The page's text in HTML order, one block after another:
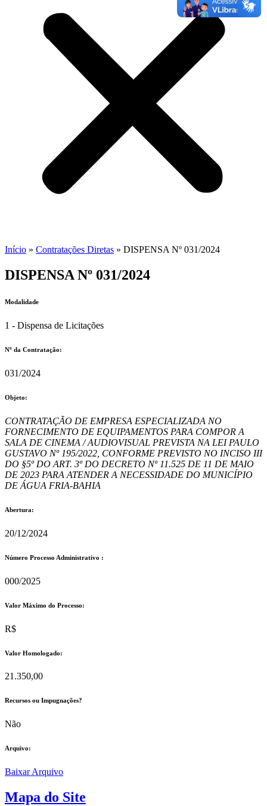
Início » Contratações Diretas » DISPENSA Nº 031/2024
DISPENSA Nº 031/2024
Modalidade
1 - Dispensa de Licitações
Nº da Contratação:
031/2024
Objeto:
CONTRATAÇÃO DE EMPRESA ESPECIALIZADA NO
FORNECIMENTO DE EQUIPAMENTOS PARA COMPOR A
SALA DE CINEMA / AUDIOVISUAL PREVISTA NA LEI PAULO
GUSTAVO Nº 195/2022, CONFORME PREVISTO NO INCISO III
DO §5º DO ART. 3º DO DECRETO Nº 11.525 DE 11 DE MAIO
DE 2023 PARA ATENDER A NECESSIDADE DO MUNICÍPIO
DE ÁGUA FRIA-BAHIA
Abertura:
20/12/2024
Número Processo Administrativo :
000/2025
Valor Máximo do Processo: ​
R$
Valor Homologado: ​
21.350,00
Recursos ou Impugnações? ​
Não
Arquivo:
Baixar Arquivo
Mapa do Site